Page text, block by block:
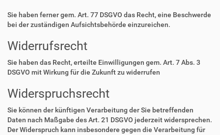
Sie haben ferner gem. Art. 77 DSGVO das Recht, eine Beschwerde
bei der zuständigen Aufsichtsbehörde einzureichen.
Widerrufsrecht
Sie haben das Recht, erteilte Einwilligungen gem. Art. 7 Abs. 3
DSGVO mit Wirkung für die Zukunft zu widerrufen
Widerspruchsrecht
Sie können der künftigen Verarbeitung der Sie betreffenden
Daten nach Maßgabe des Art. 21 DSGVO jederzeit widersprechen.
Der Widerspruch kann insbesondere gegen die Verarbeitung für